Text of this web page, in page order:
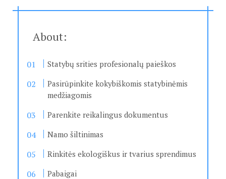
About:
Statybų srities profesionalų paieškos
Pasirūpinkite kokybiškomis statybinėmis
medžiagomis
Parenkite reikalingus dokumentus
Namo šiltinimas
Rinkitės ekologiškus ir tvarius sprendimus
Pabaigai